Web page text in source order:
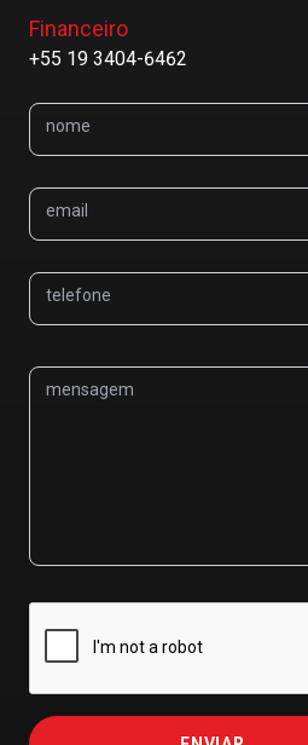
Financeiro
+55 19 3404-6462
nome
email
telefone
mensagem